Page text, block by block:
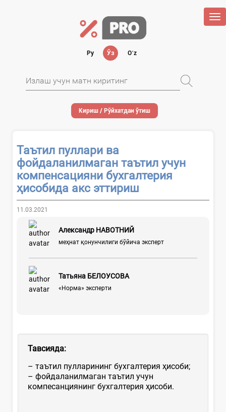
Ру Ўз Oʻz
Кириш / Рўйхатдан ўтиш
Таътил пуллари ва
фойдаланилмаган таътил учун
компенсацияни бухгалтерия
ҳисобида акс эттириш
11.03.2021
Александр НАВОТНИЙ
меҳнат қонунчилиги бўйича эксперт
Татьяна БЕЛОУСОВА
«Норма» эксперти
Тавсияда:
– таътил пулларининг бухгалтерия ҳисоби;
– фойдаланилмаган таътил учун
компесанциянинг бухгалтерия ҳисоби.